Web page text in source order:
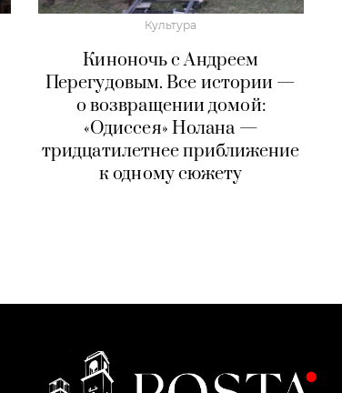
Культура
Киноночь с Андреем
Перегудовым. Все истории —
о возвращении домой:
«Одиссея» Нолана —
тридцатилетнее приближение
к одному сюжету